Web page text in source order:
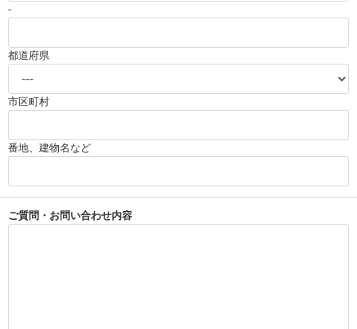
-
都道府県
市区町村
番地、建物名など
ご質問・お問い合わせ内容